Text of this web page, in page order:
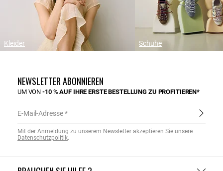
Kleider Schuhe
NEWSLETTER ABONNIEREN
UM VON-10 % AUF IHRE ERSTE BESTELLUNG ZU PROFITIEREN*
E-Mail-Adresse
Mit der Anmeldung zu unserem Newsletter akzeptieren Sie unsere
Datenschutzpolitik.